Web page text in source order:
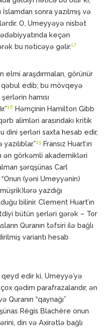
sonra yazılmış və
O, Umeyyəyə nisbət
keçən
bu nəticəyə gəlir.17
elmi araşdırmaları, görünür
qəbul edib; bu mövqeyə
hamısı
18 Həmçinin Hamilton Gibb
alimləri arasındakı kritik
dini şerləri saxta hesab edir,
19 Fransız Huart’ın
ən görkəmli akademikləri
şərqşünas Carl
(yəni Umeyyənin)
yazdığı
bilinir. Clement Huart’ın
bütün şerləri gərək – Tor
Quranın təfsiri ilə bağlı
variantı hesab
edir ki, Umeyyə’yə
qədim parafrazalarıdır, ən
“qaynağı”
Régis Blachère onun
din və Axirətlə bağlı